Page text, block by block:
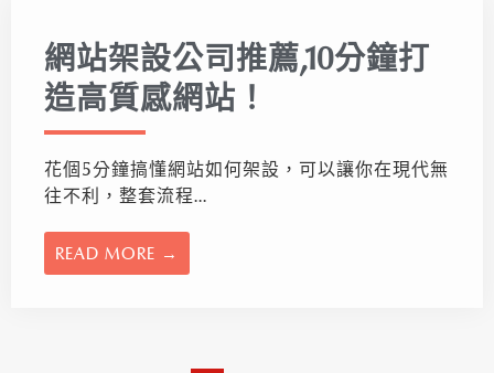
網站架設公司推薦,10分鐘打
造高質感網站！
花個5分鐘搞懂網站如何架設，可以讓你在現代無
往不利，整套流程...
READ MORE →